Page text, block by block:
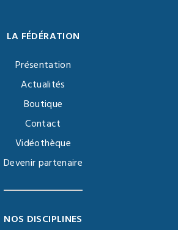
LA FÉDÉRATION
Présentation
Actualités
Boutique
Contact
Vidéothèque
Devenir partenaire
NOS DISCIPLINES